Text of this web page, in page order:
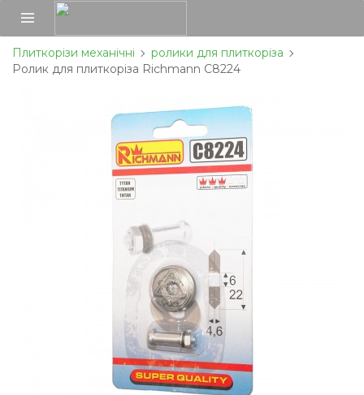
Плиткорізи механічні
ролики для плиткоріза
Ролик для плиткоріза Richmann C8224